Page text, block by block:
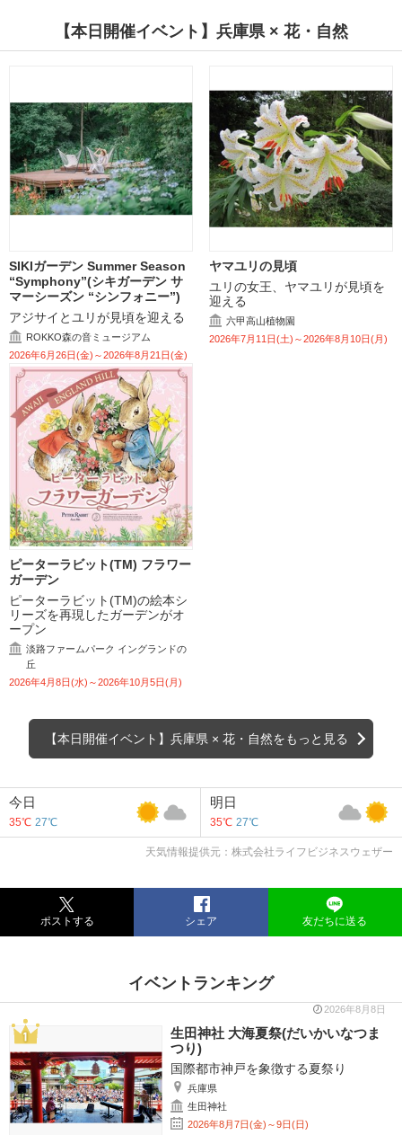
【本日開催イベント】兵庫県 × 花・自然
SIKIガーデン Summer Season
“Symphony”(シキガーデン サ
マーシーズン “シンフォニー”)
アジサイとユリが見頃を迎える
ROKKO森の音ミュージアム
2026年6月26日(金)～2026年8月21日(金)
ヤマユリの見頃
ユリの女王、ヤマユリが見頃を
迎える
六甲高山植物園
2026年7月11日(土)～2026年8月10日(月)
ピーターラビット(TM) フラワー
ガーデン
ピーターラビット(TM)の絵本シ
リーズを再現したガーデンがオ
ープン
淡路ファームパーク イングランドの
丘
2026年4月8日(水)～2026年10月5日(月)
【本日開催イベント】兵庫県 × 花・自然をもっと見る
今日
35℃ 27℃
明日
35℃ 27℃
天気情報提供元：株式会社ライフビジネスウェザー
ポストする シェア 友だちに送る
イベントランキング
2026年8月8日
生田神社 大海夏祭(だいかいなつま
つり)
国際都市神戸を象徴する夏祭り
兵庫県
生田神社
2026年8月7日(金)～9日(日)